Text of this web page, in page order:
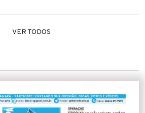
VER TODOS